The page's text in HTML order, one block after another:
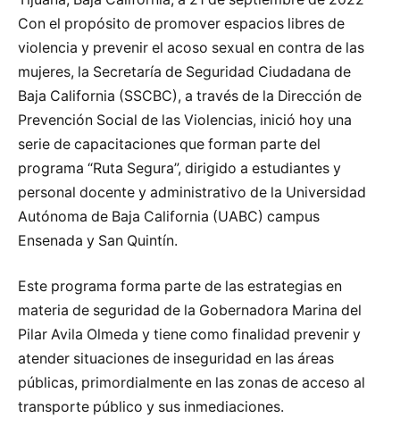
Con el propósito de promover espacios libres de
violencia y prevenir el acoso sexual en contra de las
mujeres, la Secretaría de Seguridad Ciudadana de
Baja California (SSCBC), a través de la Dirección de
Prevención Social de las Violencias, inició hoy una
serie de capacitaciones que forman parte del
programa “Ruta Segura”, dirigido a estudiantes y
personal docente y administrativo de la Universidad
Autónoma de Baja California (UABC) campus
Ensenada y San Quintín.
Este programa forma parte de las estrategias en
materia de seguridad de la Gobernadora Marina del
Pilar Avila Olmeda y tiene como finalidad prevenir y
atender situaciones de inseguridad en las áreas
públicas, primordialmente en las zonas de acceso al
transporte público y sus inmediaciones.